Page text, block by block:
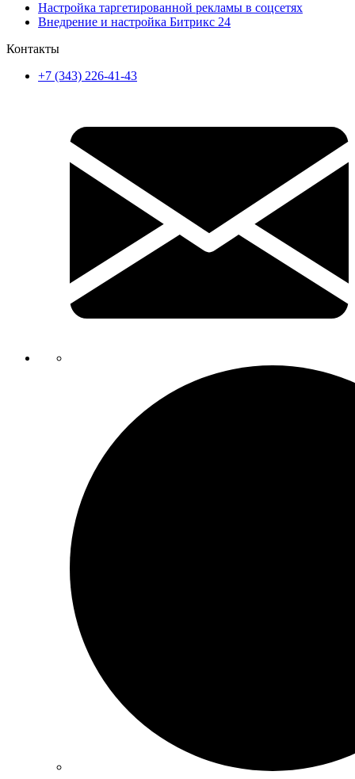
Настройка таргетированной рекламы в соцсетях
Внедрение и настройка Битрикс 24
Контакты
+7 (343) 226-41-43